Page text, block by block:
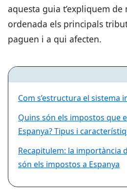
aquesta guia t’expliquem de
ordenada els principals
paguen i a qui afecten.
Com s’estructura el sistema
Quins són els impostos que
Espanya? Tipus i
Recapitulem: la importància
són els impostos a Espanya